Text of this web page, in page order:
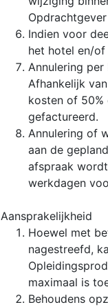
Indien voor
het hotel en/of
Annulering
Afhankelijk
kosten of
gefactureerd.
Annulering of
aan de
afspraak
werkdagen
Aansprakelijkheid
Hoewel met
nagestreefd,
maximaal is
Behoudens